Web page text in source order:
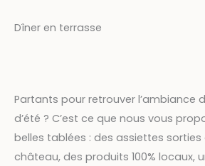
Dîner en terrasse
Partants pour retrouver l’ambiance
d’été ? C’est ce que nous vous
belles tablées : des assiettes sorties
château, des produits 100% locaux,